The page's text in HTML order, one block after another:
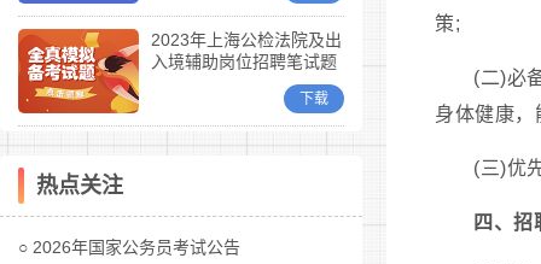
2023年上海公检法院及出
入境辅助岗位招聘笔试题
下载
热点关注
2026年国家公务员考试公告
策;
(二)必
身体健康，
(三)优
四、招